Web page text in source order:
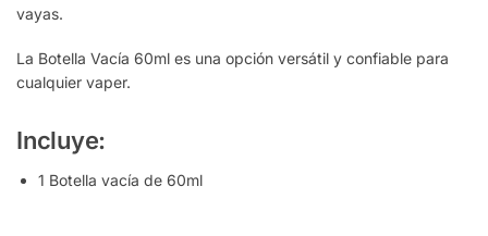
vayas.
La Botella Vacía 60ml es una opción versátil y confiable para
cualquier vaper.
Incluye:
1 Botella vacía de 60ml